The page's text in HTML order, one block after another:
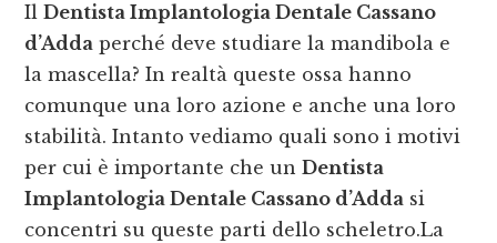
IlDentista Implantologia Dentale Cassano
d’Adda perché deve studiare la mandibola e
la mascella? In realtà queste ossa hanno
comunque una loro azione e anche una loro
stabilità. Intanto vediamo quali sono i motivi
per cui è importante che unDentista
Implantologia Dentale Cassano d’Adda si
concentri su queste parti dello scheletro.La